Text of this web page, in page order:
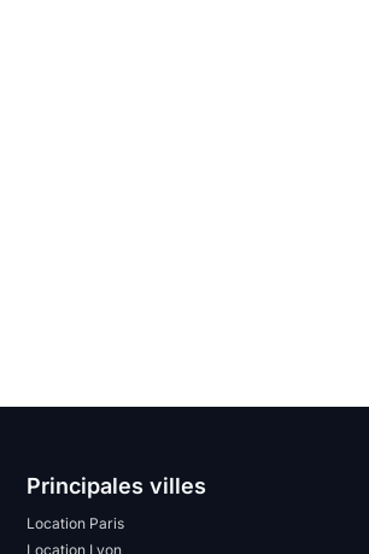
Principales villes
Location Paris
Location Lyon